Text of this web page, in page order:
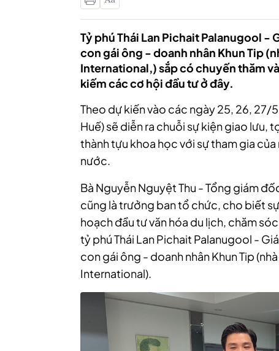
Tỷ phú Thái Lan Pichait Palanugool -
con gái ông - doanh nhân Khun Tip
International,) sắp có chuyến thăm
kiếm các cơ hội đầu tư ở đây.
Theo dự kiến vào các ngày 25, 26, 27/5
Huế)sẽ diễn ra chuỗi sự kiện giao lưu,
thành tựu khoa học với sự tham gia
nước.
Bà Nguyễn Nguyệt Thu - Tổng giám
cũng là trưởng ban tổ chức, cho biết
hoạch đầu tư văn hóa du lịch, chăm
tỷ phú Thái Lan Pichait Palanugool -
con gái ông - doanh nhân Khun Tip
International).